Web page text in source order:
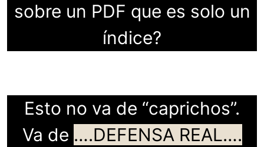
sobre un PDF que es solo un
índice?
Esto no va de “caprichos”.
Va de ….DEFENSA REAL….